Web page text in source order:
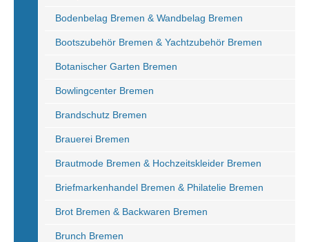
Bodenbelag Bremen & Wandbelag Bremen
Bootszubehör Bremen & Yachtzubehör Bremen
Botanischer Garten Bremen
Bowlingcenter Bremen
Brandschutz Bremen
Brauerei Bremen
Brautmode Bremen & Hochzeitskleider Bremen
Briefmarkenhandel Bremen & Philatelie Bremen
Brot Bremen & Backwaren Bremen
Brunch Bremen